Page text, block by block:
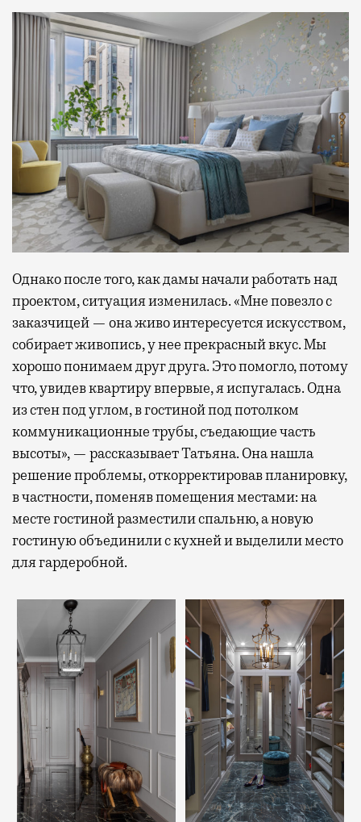
Однако после того, как дамы начали работать над
проектом, ситуация изменилась. «Мне повезло с
заказчицей — она живо интересуется искусством,
собирает живопись, у нее прекрасный вкус. Мы
хорошо понимаем друг друга. Это помогло, потому
что, увидев квартиру впервые, я испугалась. Одна
из стен под углом, в гостиной под потолком
коммуникационные трубы, съедающие часть
высоты», — рассказывает Татьяна. Она нашла
решение проблемы, откорректировав планировку,
в частности, поменяв помещения местами: на
месте гостиной разместили спальню, а новую
гостиную объединили с кухней и выделили место
для гардеробной.